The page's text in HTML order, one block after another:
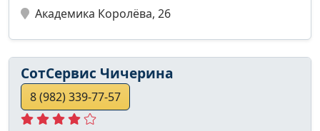
Академика Королёва, 26
СотСервис Чичерина
8 (982) 339-77-57